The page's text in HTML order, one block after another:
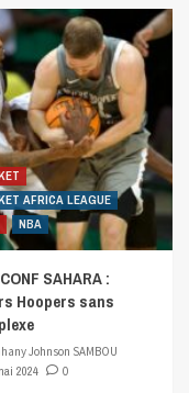
AFRICA LEAGUE
NBA
SAHARA :
Hoopers sans
Johnson SAMBOU
2024
0